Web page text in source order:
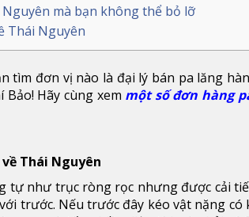
mà bạn không thể bỏ lỡ
Thái Nguyên
tìm đơn vị nào là đại lý bán pa lăng
Bảo! Hãy cùng xem một số đơn hàng
Thái Nguyên
như trục ròng rọc nhưng được cải
trước. Nếu trước đây kéo vật nặng